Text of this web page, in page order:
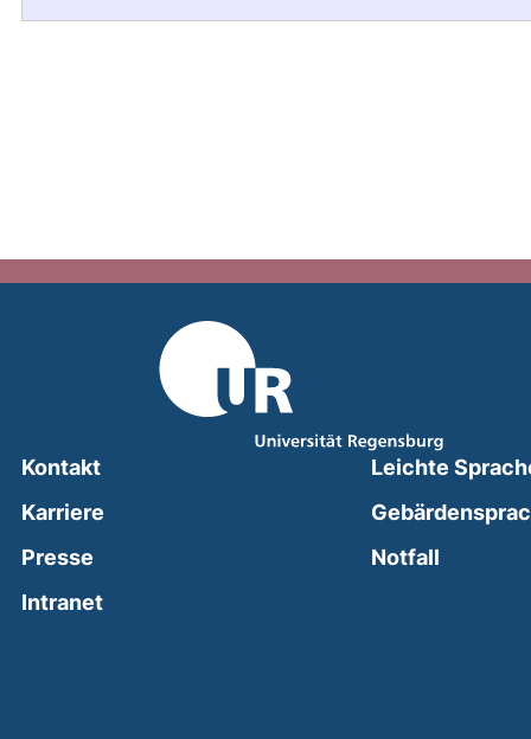
Kontakt
Karriere
Presse
Intranet(external link, opens in a new window)
Leichte
Notfall